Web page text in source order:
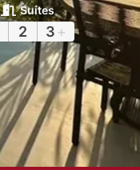
Suítes
2 3 +